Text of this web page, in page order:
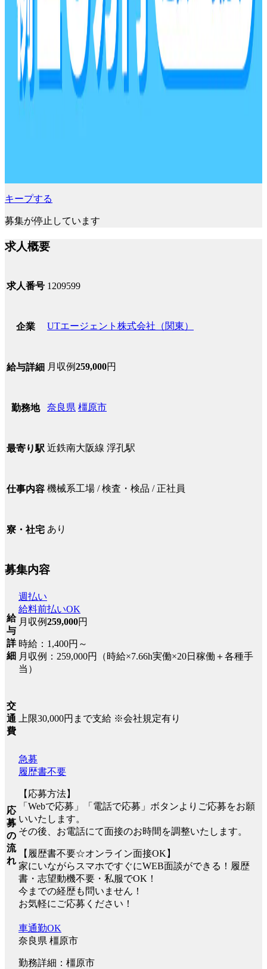
キープする
募集が停止しています
求人概要
求人番号 1209599
企業 UTエージェント株式会社（関東）
給与詳細 月収例259,000円
勤務地 奈良県 橿原市
最寄り駅 近鉄南大阪線 浮孔駅
仕事内容 機械系工場 / 検査・検品 / 正社員
寮・社宅 あり
募集内容
給
与
詳
細
週払い
給料前払いOK
月収例259,000円
時給：1,400円～
月収例：259,000円（時給×7.66h実働×20日稼働＋各種手
当）
交
通
費
上限30,000円まで支給 ※会社規定有り
応
募
の
流
れ
急募
履歴書不要
【応募方法】
「Webで応募」「電話で応募」ボタンよりご応募をお願
いいたします。
その後、お電話にて面接のお時間を調整いたします。
【履歴書不要☆オンライン面接OK】
家にいながらスマホですぐにWEB面談ができる！履歴
書・志望動機不要・私服でOK！
今までの経歴も問いません！
お気軽にご応募ください！
車通勤OK
奈良県 橿原市
勤務詳細：橿原市